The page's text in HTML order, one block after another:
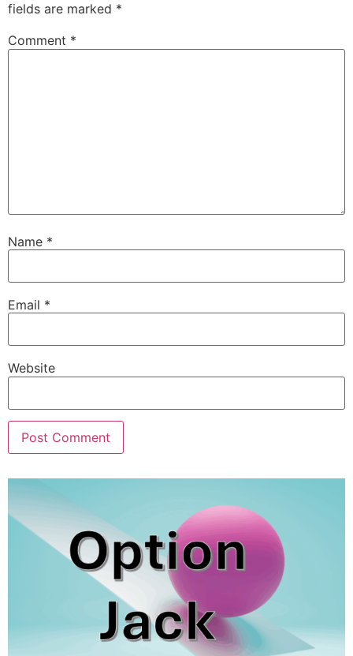
fields are marked *
Comment *
Name *
Email *
Website